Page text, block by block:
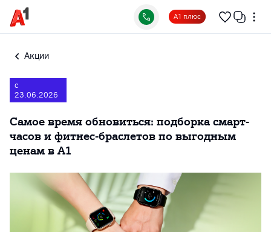
А1 плюс
Акции
с
23.06.2026
Самое время обновиться: подборка смарт-
часов и фитнес-браслетов по выгодным
ценам в А1